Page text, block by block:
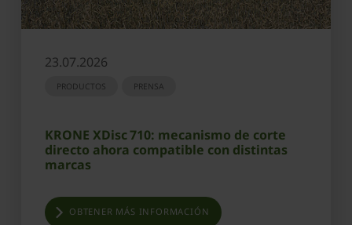
23.07.2026
PRODUCTOS PRENSA
KRONE XDisc 710: mecanismo de corte
directo ahora compatible con distintas
marcas
OBTENER MÁS INFORMACIÓN